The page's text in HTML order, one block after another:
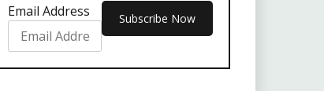
Email Address